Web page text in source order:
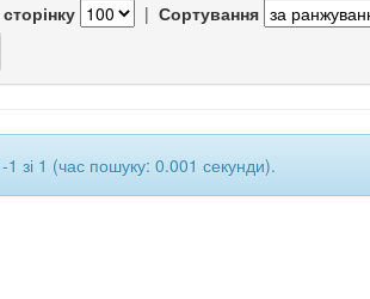
| Сортування
1 зі 1 (час пошуку: 0.001 секунди).